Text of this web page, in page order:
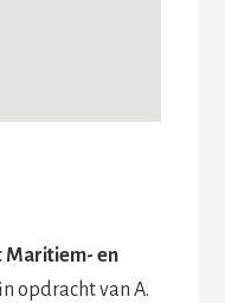
Maritiem- en
opdracht van A.